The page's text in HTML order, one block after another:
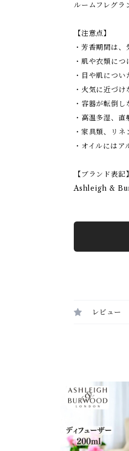
ルームフレグラ
【注意点】
・芳香期間は
・肌や衣類につ
・目や肌につ
・火気に近づけ
・容器が転倒
・高温多湿、
・家具類、リ
・オイルには
【ブランド表記】
Ashleigh &
レビュー